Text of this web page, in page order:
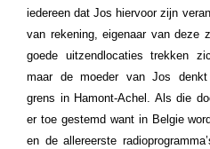
iedereen dat Jos hiervoor zijn
van rekening, eigenaar van deze
goede uitzendlocaties trekken
maar de moeder van Jos
grens in Hamont-Achel. Als die
er toe gestemd want in Belgie
en de allereerste